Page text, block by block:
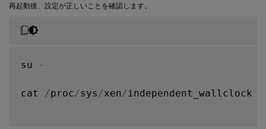
再起動後、設定が正しいことを確認します。
su -
cat /proc/sys /xen/ independent_wallclock